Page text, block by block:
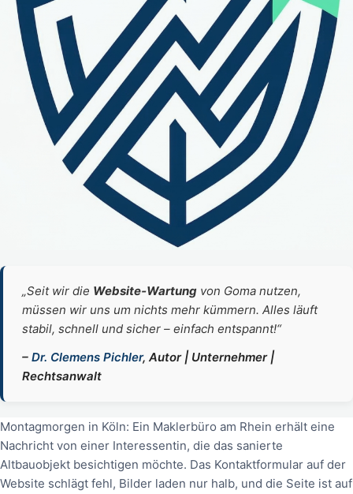
„Seit wir die Website‑Wartung von Goma nutzen,
müssen wir uns um nichts mehr kümmern. Alles läuft
stabil, schnell und sicher – einfach entspannt!“
– Dr. Clemens Pichler, Autor | Unternehmer |
Rechtsanwalt
Montagmorgen in Köln: Ein Maklerbüro am Rhein erhält eine
Nachricht von einer Interessentin, die das sanierte
Altbauobjekt besichtigen möchte. Das Kontaktformular auf der
Website schlägt fehl, Bilder laden nur halb, und die Seite ist auf